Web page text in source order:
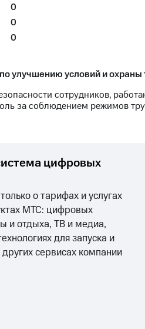
0
0
0
улучшению условий и охраны
сотрудников,
за соблюдением режимов
цифровых
о тарифах и услугах
МТС: цифровых
и отдыха, ТВ и медиа,
для запуска и
сервисах компании